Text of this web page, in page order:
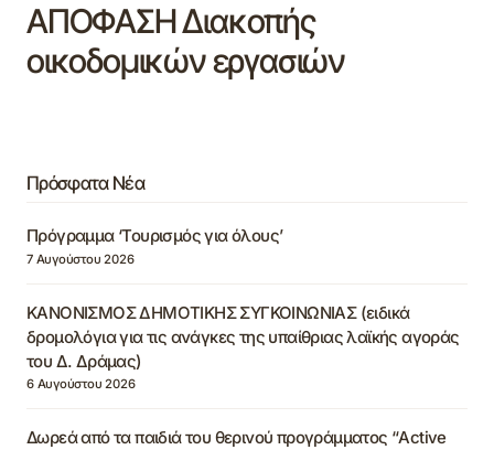
ΑΠΟΦΑΣΗ Διακοπής
οικοδομικών εργασιών
Πρόσφατα Νέα
Πρόγραμμα ‘Τουρισμός για όλους’
7 Αυγούστου 2026
ΚΑΝΟΝΙΣΜΟΣ ΔΗΜΟΤΙΚΗΣ ΣΥΓΚΟΙΝΩΝΙΑΣ (ειδικά
δρομολόγια για τις ανάγκες της υπαίθριας λαϊκής αγοράς
του Δ. Δράμας)
6 Αυγούστου 2026
Δωρεά από τα παιδιά του θερινού προγράμματος “Active